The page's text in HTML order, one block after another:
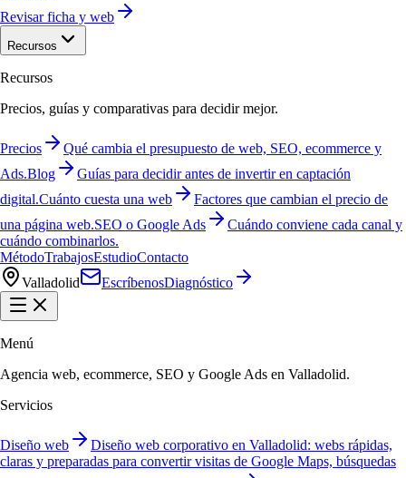
Revisar ficha y web
Recursos
Recursos
Precios, guías y comparativas para decidir mejor.
Precios
Qué cambia el presupuesto de web, SEO, ecommerce y
Ads.Blog
Guías para decidir antes de invertir en captación
digital.Cuánto cuesta una web
Factores que cambian el precio de
una página web.SEO o Google Ads
Cuándo conviene cada canal y
cuándo combinarlos.
MétodoTrabajosEstudioContacto
Valladolid
EscríbenosDiagnóstico
Menú
Agencia web, ecommerce, SEO y Google Ads en Valladolid.
Servicios
Diseño web
Diseño web corporativo en Valladolid: webs rápidas,
claras y preparadas para convertir visitas de Google Maps, búsquedas